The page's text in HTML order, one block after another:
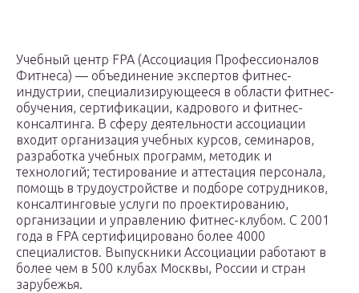
Учебный центр FPA (Ассоциация Профессионалов
Фитнеса) — объединение экспертов фитнес-
индустрии, специализирующееся в области фитнес-
обучения, сертификации, кадрового и фитнес-
консалтинга. В сферу деятельности ассоциации
входит организация учебных курсов, семинаров,
разработка учебных программ, методик и
технологий; тестирование и аттестация персонала,
помощь в трудоустройстве и подборе сотрудников,
консалтинговые услуги по проектированию,
организации и управлению фитнес-клубом. С 2001
года в FPA сертифицировано более 4000
специалистов. Выпускники Ассоциации работают в
более чем в 500 клубах Москвы, России и стран
зарубежья.